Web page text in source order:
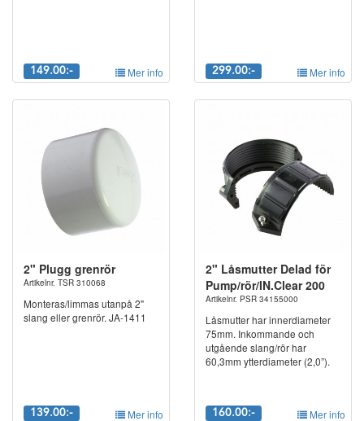
149.00:- Mer info 299.00:- Mer info
2" Plugg grenrör
Artikelnr. TSR 310068
Monteras/limmas utanpå 2"
slang eller grenrör. JA-1411
139.00:- Mer info
2" Låsmutter Delad för
Pump/rör/IN.Clear 200
Artikelnr. PSR 34155000
Låsmutter har innerdiameter
75mm. Inkommande och
utgående slang/rör har
60,3mm ytterdiameter (2,0”).
160.00:- Mer info